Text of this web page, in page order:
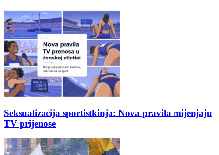
Seksualizacija sportistkinja: Nova pravila mijenjaju
TV prijenose